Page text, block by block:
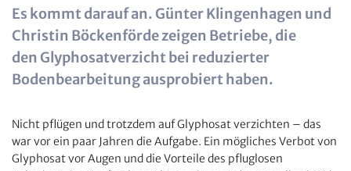
Es kommt darauf an. Günter Klingenhagen und
Christin Böckenförde zeigen Betriebe, die
den Glyphosatverzicht bei reduzierter
Bodenbearbeitung ausprobiert haben.
Nicht pflügen und trotzdem auf Glyphosat verzichten – das
war vor ein paar Jahren die Aufgabe. Ein mögliches Verbot von
Glyphosat vor Augen und die Vorteile des pfluglosen